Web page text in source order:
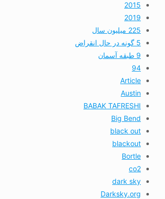
2015
2019
225 میلیون سال
5 گونه در حال انقراض
9 طبقه آسمان
94
Article
Austin
BABAK TAFRESHI
Big Bend
black out
blackout
Bortle
co2
dark sky
Darksky.org